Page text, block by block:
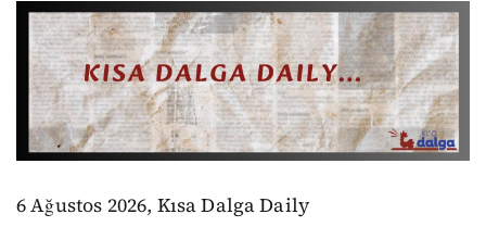
6 Ağustos 2026, Kısa Dalga Daily